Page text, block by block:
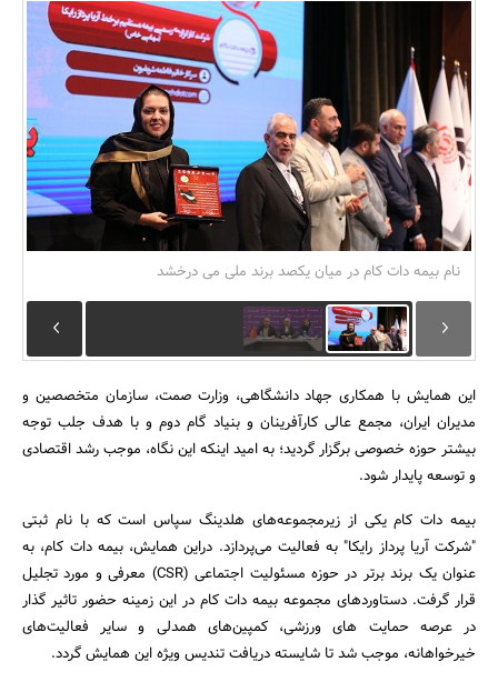
بانک، بیمه و سرمایه
مسکن و ساختمان
جستجو
نام بیمه دات کام در میان یکصد برند ملی می درخشد
این همایش با همکاری جهاد دانشگاهی، وزارت صمت، سازمان متخصصین و
مدیران ایران، مجمع عالی کارآفرینان و بنیاد گام دوم و با هدف جلب توجه
بیشتر حوزه خصوصی برگزار گردید؛ به امید اینکه این نگاه، موجب رشد اقتصادی
و توسعه پایدار شود.
بیمه دات کام یکی از زیرمجموعه‌های هلدینگ سپاس است که با نام ثبتی
"شرکت آریا پرداز رایکا" به فعالیت می‌پردازد. دراین همایش، بیمه دات کام، به
عنوان یک برند برتر در حوزه مسئولیت اجتماعی (CSR) معرفی و مورد تجلیل
قرار گرفت. دستاوردهای مجموعه بیمه دات کام در این زمینه حضور تاثیر گذار
در عرصه حمایت های ورزشی، کمپین‌های همدلی و سایر فعالیت‌های
خیرخواهانه، موجب شد تا شایسته دریافت تندیس ویژه این همایش گردد.